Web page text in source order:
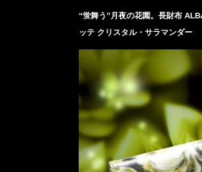
“蛍舞う”月夜の花園。長財布
ッテ クリスタル・サラマンダー